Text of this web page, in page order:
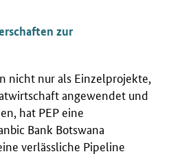
zur
nicht nur als Einzelprojekte,
angewendet und
hat PEP eine
Bank Botswana
verlässliche Pipeline